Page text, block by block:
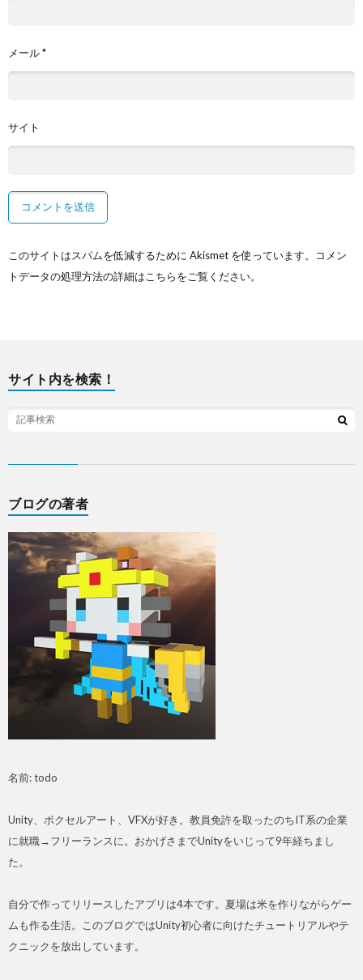
メール*
サイト
このサイトはスパムを低減するために Akismet を使っています。
コメン
トデータの処理方法の詳細はこちらをご覧ください。
サイト内を検索！
ブログの著者
名前: todo
Unity、ボクセルアート、VFXが好き。教員免許を取ったのちIT系の企業
に就職→フリーランスに。おかげさまでUnityをいじって9年経ちまし
た。
自分で作ってリリースしたアプリは4本です。夏場は米を作りながらゲー
ムも作る生活。このブログではUnity初心者に向けたチュートリアルやテ
クニックを放出しています。